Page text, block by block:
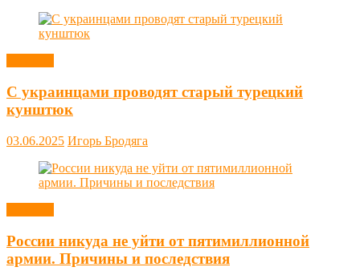
С украинцами проводят старый турецкий
кунштюк
03.06.2025 Игорь Бродяга
России никуда не уйти от пятимиллионной
армии. Причины и последствия